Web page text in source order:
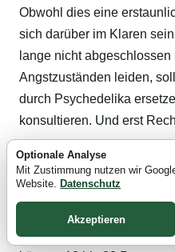
Obwohl dies eine
sich darüber im Klaren
lange nicht
Angstzuständen leiden,
durch Psychedelika
konsultieren. Und erst
Weitere Wirkungen
Die Nutzer sagen, dass es
sie kreativer und schärfer
Wohlgefühl auf irgendeine
Optionale Analyse
Mit Zustimmung nutzen wir
Website. Datenschutz
Akzeptieren